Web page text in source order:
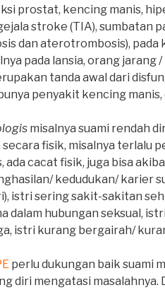
prostat, kencing manis,
stroke (TIA), sumbatan
dan aterotrombosis), pada
pada lansia, orang jarang
tanda awal dari
penyakit kencing manis,
misalnya suami rendah
fisik, misalnya terlalu
ada cacat fisik, juga bisa
kedudukan/ karier
istri sering sakit-sakitan
dalam hubungan seksual,
istri kurang bergairah/
perlu dukungan baik suami
diri mengatasi masalahnya.